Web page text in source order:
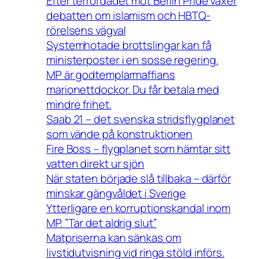
debatten om islamism och HBTQ-
rörelsens vägval
Systemhotade brottslingar kan få
ministerposter i en sosse regering.
MP är godtemplarmaffians
marionettdockor. Du får betala med
mindre frihet.
Saab 21 – det svenska stridsflygplanet
som vände på konstruktionen
Fire Boss – flygplanet som hämtar sitt
vatten direkt ur sjön
När staten började slå tillbaka – därför
minskar gängvåldet i Sverige
Ytterligare en korruptionskandal inom
MP. ”Tar det aldrig slut”
Matpriserna kan sänkas om
livstidutvisning vid ringa stöld införs.